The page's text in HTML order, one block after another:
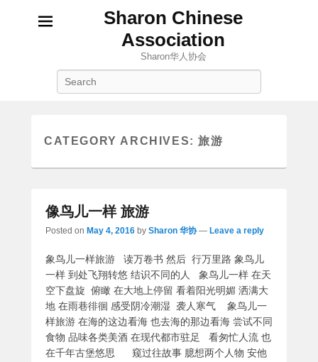
Sharon Chinese
Association
Sharon华人协会
CATEGORY ARCHIVES:旅游
像鸟儿一样 旅游
Posted on May 4, 2016 by Sharon 华协 — Leave a reply
象鸟儿一样旅游 读万卷书 然后 行万里路 象鸟儿
一样 到处飞翔转悠 结识不同的人 象鸟儿一样 在天
空下盘旋 俯瞰 在大地上停留 看着阳光明媚 洒满大
地 在雨巷徘徊 感受阴冷潮湿 袭人寒气 象鸟儿一
样旅游 在海的这边看海 也去海的那边看海 尝试不同
食物 品味各类美酒 在现代都市驻足 看匆忙人流 也
在千年古堡悠思 窥过往故事 臆想两个人物 安他